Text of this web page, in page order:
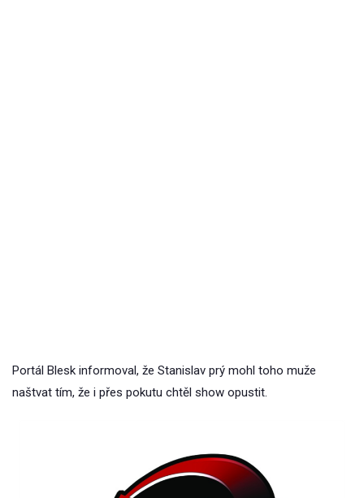
Portál Blesk informoval, že Stanislav prý mohl toho muže
naštvat tím, že i přes pokutu chtěl show opustit.